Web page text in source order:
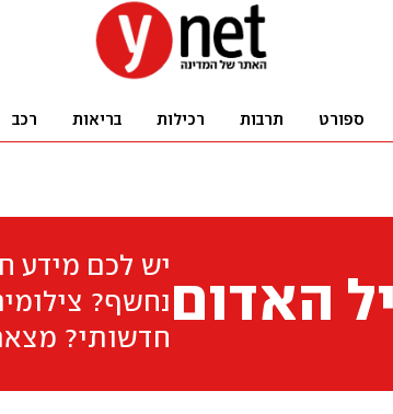
ספורט תרבות רכילות בריאות רכב
האדום
יש לכם מידע
נחשף?
חדשותי?